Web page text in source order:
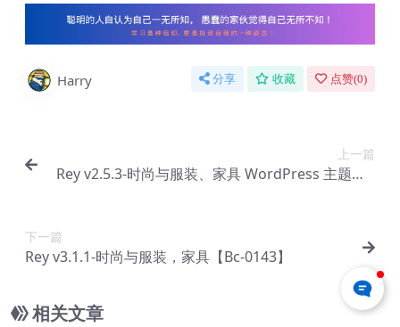
Harry 分享 收藏 点赞(0)
上一篇
Rey v2.5.3-时尚与服装、家具 WordPress 主题【B
下一篇
Rey v3.1.1-时尚与服装，家具【Bc-0143】
相关文章